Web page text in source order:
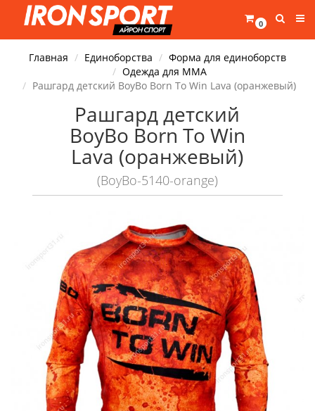
0
Главная Единоборства
Форма для единоборств
Одежда для ММА
Рашгард детский BoyBo Born To Win Lava (оранжевый)
Рашгард детский
BoyBo Born To Win
Lava (оранжевый)
(BoyBo-5140-orange)